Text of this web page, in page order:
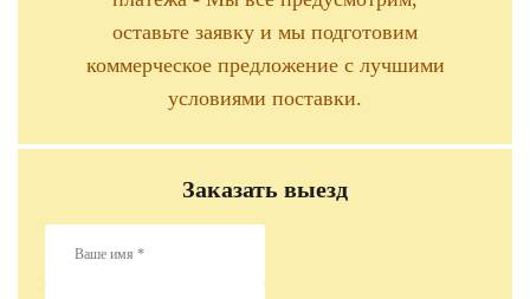
оставьте заявку и мы подготовим
коммерческое предложение с лучшими
условиями поставки.
Заказать выезд